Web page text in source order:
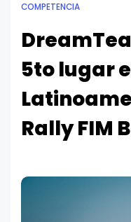
COMPETENCIA
5to lugar
Rally FIM